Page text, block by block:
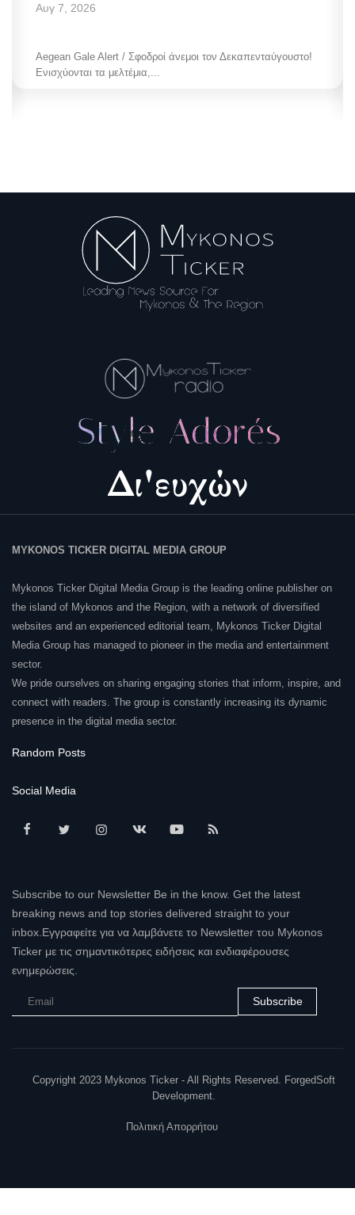
Αυγ 7, 2026
Aegean Gale Alert / Σφοδροί άνεμοι τον Δεκαπενταύγουστο!
Ενισχύονται τα μελτέμια,...
MYKONOS TICKER DIGITAL MEDIA GROUP
Mykonos Ticker Digital Media Group is the leading online publisher on
the island of Mykonos and the Region, with a network of diversified
websites and an experienced editorial team, Mykonos Ticker Digital
Media Group has managed to pioneer in the media and entertainment
sector.
We pride ourselves on sharing engaging stories that inform, inspire, and
connect with readers. The group is constantly increasing its dynamic
presence in the digital media sector.
Random Posts
Social Media
Subscribe to our Newsletter Be in the know. Get the latest
breaking news and top stories delivered straight to your
inbox.Εγγραφείτε για να λαμβάνετε το Newsletter του Mykonos
Ticker με τις σημαντικότερες ειδήσεις και ενδιαφέρουσες
ενημερώσεις.
Subscribe
Copyright 2023 Mykonos Ticker - All Rights Reserved. ForgedSoft
Development.
Πολιτική Απορρήτου